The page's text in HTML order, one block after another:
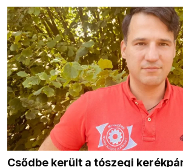
Csődbe került a tószegi